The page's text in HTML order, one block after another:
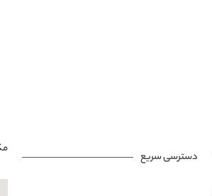
دسترسی سریع